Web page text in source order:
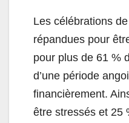
Les célébrations
répandues pour
pour plus de 61 %
d’une période
financièrement.
être stressés et 25